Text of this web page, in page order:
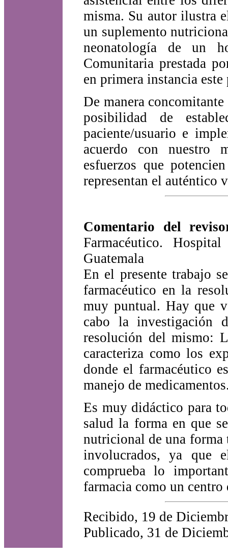
misma. Su autor ilustra
un suplemento
neonatología de un
Comunitaria prestada
en primera instancia
De manera
posibilidad de
paciente/usuario e
acuerdo con nuestro
esfuerzos que
representan el auténtico
Comentario del
Farmacéutico.
Guatemala
En el presente trabajo
farmacéutico en la
muy puntual. Hay que
cabo la investigación
resolución del mismo:
caracteriza como los
donde el farmacéutico
manejo de
Es muy didáctico para
salud la forma en que
nutricional de una forma
involucrados, ya que
comprueba lo
farmacia como un
Recibido, 19 de
Publicado, 31 de